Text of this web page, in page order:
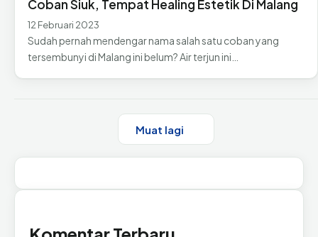
Coban Siuk, Tempat Healing Estetik Di Malang
12 Februari 2023
Sudah pernah mendengar nama salah satu coban yang
tersembunyi di Malang ini belum? Air terjun ini…
Muat lagi